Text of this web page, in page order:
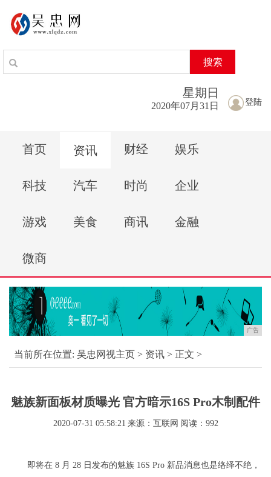
搜索
登陆
星期 日
2020年07月31日
首页 资讯 财经 娱乐
科技 汽车 时尚 企业
游戏 美食 商讯 金融
微商
广告
当前所在位置: 吴忠网视主页 > 资讯 > 正文 >
魅族新面板材质曝光 官方暗示16S Pro木制配件
2020-07-31 05:58:21 来源：互联网 阅读：992
即将在 8 月 28 日发布的魅族 16S Pro 新品消息也是络绎不绝，